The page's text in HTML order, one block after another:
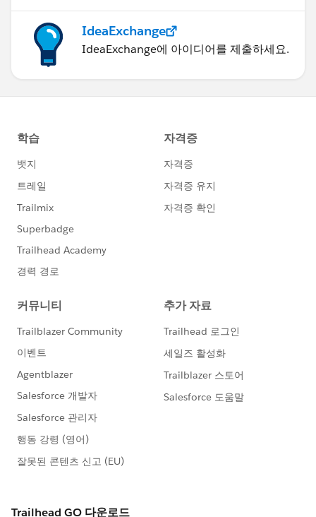
IdeaExchange
IdeaExchange에 아이디어를 제출하세요.